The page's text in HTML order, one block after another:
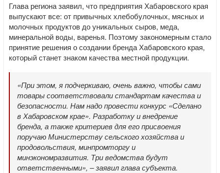
Глава региона заявил, что предприятия Хабаровского края
выпускают все: от привычных хлебобулочных, мясных и
молочных продуктов до уникальных сыров, меда,
минеральной воды, варенья. Поэтому закономерным стало
принятие решения о создании бренда Хабаровского края,
который станет знаком качества местной продукции.
«При этом, я подчеркиваю, очень важно, чтобы сами
товары соответствовали стандартам качества и
безопасности. Нам надо провести конкурс «Сделано
в Хабаровском крае». Разработку и внедрение
бренда, а также критериев для его присвоения
поручаю Министерству сельского хозяйства и
продовольствия, минпромторгу и
минэкономразвития. Три ведомства будут
ответственными», – заявил глава субъекта.